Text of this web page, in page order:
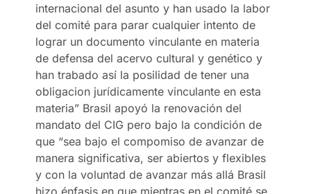
internacional del asunto y han usado la labor
del comité para parar cualquier intento de
lograr un documento vinculante en materia
de defensa del acervo cultural y genético y
han trabado así la posilidad de tener una
obligacion jurídicamente vinculante en esta
materia” Brasil apoyó la renovación del
mandato del CIG pero bajo la condición de
que “sea bajo el compomiso de avanzar de
manera significativa, ser abiertos y flexibles
y con la voluntad de avanzar más allá Brasil
hizo énfasis en que mientras en el comité se